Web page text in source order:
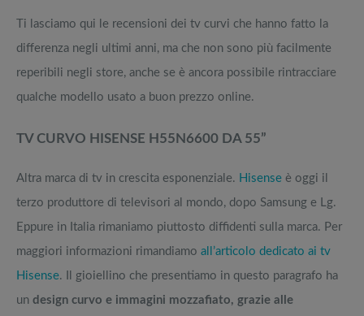
Ti lasciamo qui le recensioni dei tv curvi che hanno fatto la
differenza negli ultimi anni, ma che non sono più facilmente
reperibili negli store, anche se è ancora possibile rintracciare
qualche modello usato a buon prezzo online.
TV CURVO HISENSE H55N6600 DA 55”
Altra marca di tv in crescita esponenziale. Hisense è oggi il
terzo produttore di televisori al mondo, dopo Samsung e Lg.
Eppure in Italia rimaniamo piuttosto diffidenti sulla marca. Per
maggiori informazioni rimandiamo all’articolo dedicato ai tv
Hisense. Il gioiellino che presentiamo in questo paragrafo ha
un design curvo e immagini mozzafiato, grazie alle